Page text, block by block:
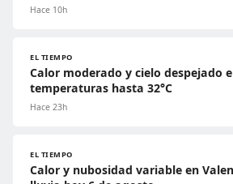
Hace 10h
EL TIEMPO
Calor moderado y cielo despejado
temperaturas hasta 32°C
Hace 23h
EL TIEMPO
Calor y nubosidad variable en